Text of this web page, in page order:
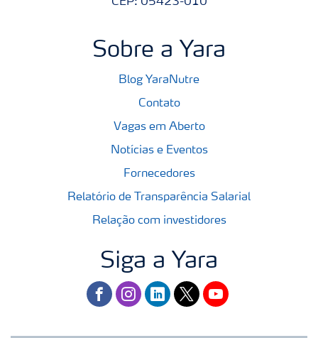
Sobre a Yara
Blog YaraNutre
Contato
Vagas em Aberto
Notícias e Eventos
Fornecedores
Relatório de Transparência Salarial
Relação com investidores
Siga a Yara
facebookinstagram
linkedintwitteryoutube